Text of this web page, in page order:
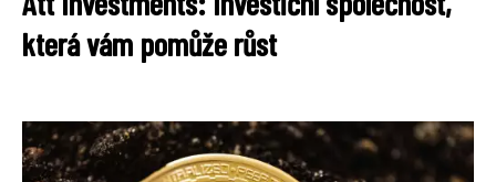
která vám pomůže růst